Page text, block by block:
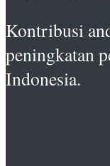
Kontribusi
peningkatan
Indonesia.